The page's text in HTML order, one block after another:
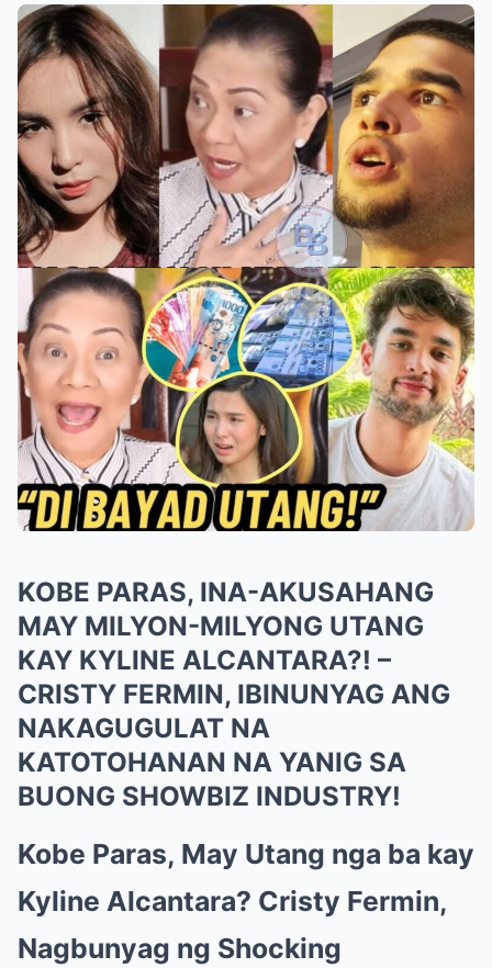
KOBE PARAS, INA-AKUSAHANG
MAY MILYON-MILYONG UTANG
KAY KYLINE ALCANTARA?! –
CRISTY FERMIN, IBINUNYAG ANG
NAKAGUGULAT NA
KATOTOHANAN NA YANIG SA
BUONG SHOWBIZ INDUSTRY!
Kobe Paras, May Utang nga ba kay
Kyline Alcantara? Cristy Fermin,
Nagbunyag ng Shocking